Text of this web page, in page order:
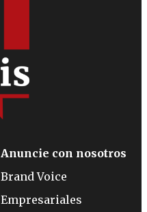
Anuncie con nosotros
Brand Voice
Empresariales